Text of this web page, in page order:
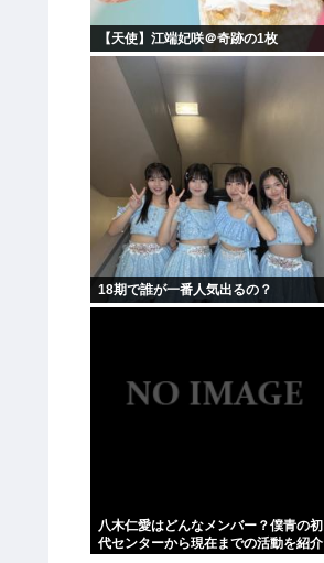
【天使】江端妃咲＠奇跡の1枚
18期で誰が一番人気出るの？
八木仁愛はどんなメンバー？僕青の初
代センターから現在までの活動を紹介